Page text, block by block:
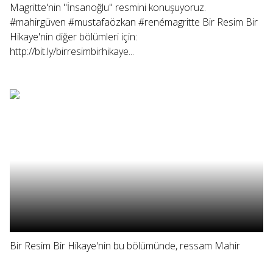
Magritte'nin "İnsanoğlu" resmini konuşuyoruz.
#mahirgüven #mustafaözkan #renémagritte Bir Resim Bir
Hikaye'nin diğer bölümleri için:
http://bit.ly/birresimbirhikaye...
Bir Resim Bir Hikaye'nin bu bölümünde, ressam Mahir